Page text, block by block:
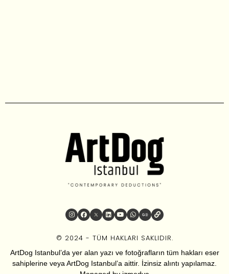
© 2024 - TÜM HAKLARI SAKLIDIR.
ArtDog Istanbul’da yer alan yazı ve fotoğrafların tüm hakları eser
sahiplerine veya ArtDog Istanbul’a aittir. İzinsiz alıntı yapılamaz.